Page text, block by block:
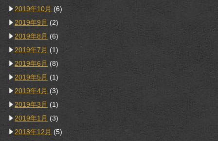
2019年10月 (6)
2019年9月 (2)
2019年8月 (6)
2019年7月 (1)
2019年6月 (8)
2019年5月 (1)
2019年4月 (3)
2019年3月 (1)
2019年1月 (3)
2018年12月 (5)